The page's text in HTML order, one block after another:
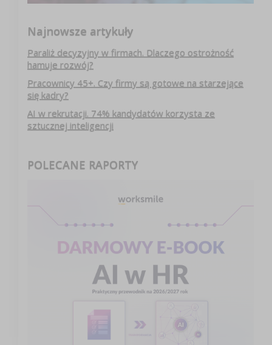
Najnowsze artykuły
Paraliż decyzyjny w firmach. Dlaczego ostrożność
hamuje rozwój?
Pracownicy 45+. Czy firmy są gotowe na starzejące
się kadry?
AI w rekrutacji. 74% kandydatów korzysta ze
sztucznej inteligencji
POLECANE RAPORTY